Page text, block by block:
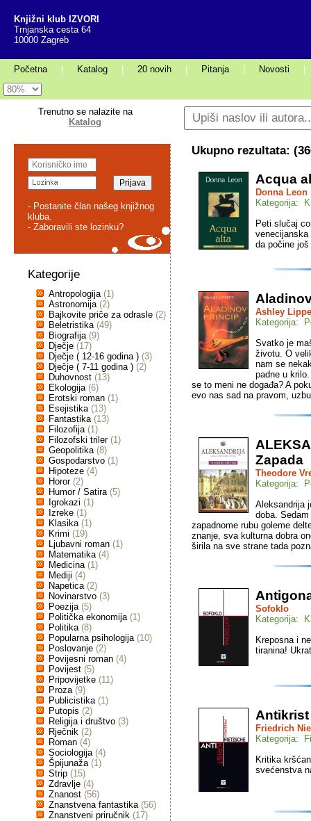
Knjižni klub IZVORI
Trnjanska cesta 64
10000 Zagreb
Početna Katalog 20 novih Pitanja Novosti
Trenutno se nalazite na
Katalog
- Postanite član našeg knjižnog
kluba.
- Zaboravili ste lozinku?
Kategorije
Antropologija (1)
Astronomija (2)
Bajkovite priče za odrasle (2)
Beletristika (49)
Biografija (9)
Dječje (17)
Dječje ( 12-16 godina ) (3)
Dječje ( 7-11 godina ) (2)
Duhovnost (13)
Ekologija (6)
Erotski roman (1)
Esejistika (13)
Fantastika (13)
Filozofija (1)
Filozofski triler (1)
Geopolitika (8)
Gospodarstvo (1)
Hipoteze (4)
Horor (2)
Humor / Satira (5)
Igrokazi (1)
Izreke (1)
Klasika (1)
Krimi (19)
Ljubavni roman (1)
Matematika (4)
Medicina (1)
Mediji (4)
Napetica (2)
Novinarstvo (3)
Poezija (5)
Politička ekonomija (1)
Politika (8)
Popularna psihologija (10)
Poslovanje (2)
Povijesni roman (4)
Povijest (5)
Pripovijetke (11)
Proza (9)
Publicistika (1)
Putopis (2)
Religija i društvo (3)
Rječnik (2)
Roman (4)
Sociologija (4)
Špijunaža (1)
Strip (15)
Zdravlje (4)
Znanost (56)
Znanstvena fantastika (56)
Znanstveni priručnik (17)
Ukupno rezultata: (
Acqua
Donna Leon
Kategorija:
Peti slučaj
venecijanska
da počine
Ashley
Kategorija:
Svatko je
životu. O
nam se
padne u
se to meni ne događa? A
evo nas sad na pravom,
Zapada
Theodore
Kategorija:
Aleksandrija
doba.
zapadnome rubu goleme
znanje, sva kulturna dobra
širila na sve strane tada
Sofoklo
Kategorija:
Kreposna i
tiranina!
Antikrist
Friedrich
Kategorija:
Kritika
svećenstva